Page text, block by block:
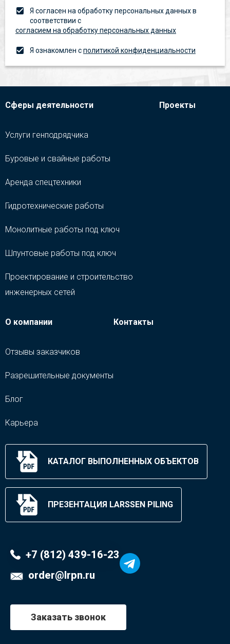
Я согласен на обработку персональных данных в
соответствии с
согласием на обработку персональных данных
Я ознакомлен сполитикой конфиденциальности
Сферы деятельности
Услуги генподрядчика
Буровые и свайные работы
Аренда спецтехники
Гидротехнические работы
Монолитные работы под ключ
Шпунтовые работы под ключ
Проектирование и строительство
инженерных сетей
Проекты
О компании
Отзывы заказчиков
Разрешительные документы
Блог
Карьера
Контакты
КАТАЛОГ ВЫПОЛНЕННЫХ ОБЪЕКТОВ
ПРЕЗЕНТАЦИЯ LARSSEN PILING
+7 (812) 439-16-23
order@lrpn.ru
Заказать звонок